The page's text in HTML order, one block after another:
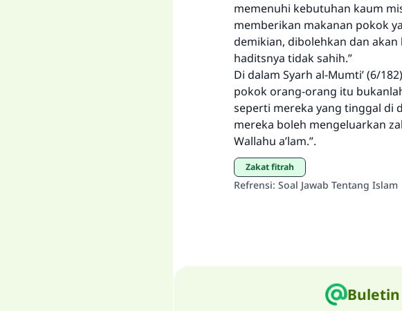
memenuhi kebutuhan kaum
memberikan makanan pokok
demikian, dibolehkan dan
haditsnya tidak sahih.”
Di dalam Syarh al-Mumti’ (6/
pokok orang-orang itu
seperti mereka yang tinggal di
mereka boleh mengeluarkan
Wallahu a’lam.”.
zakat fitrah
Refrensi: Soal Jawab Tentang Islam
Buletin